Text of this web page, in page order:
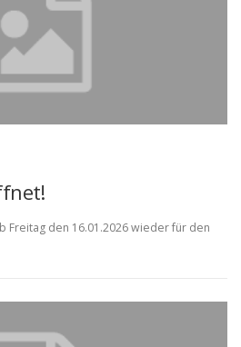
Freitag den 16.01.2026 wieder für den